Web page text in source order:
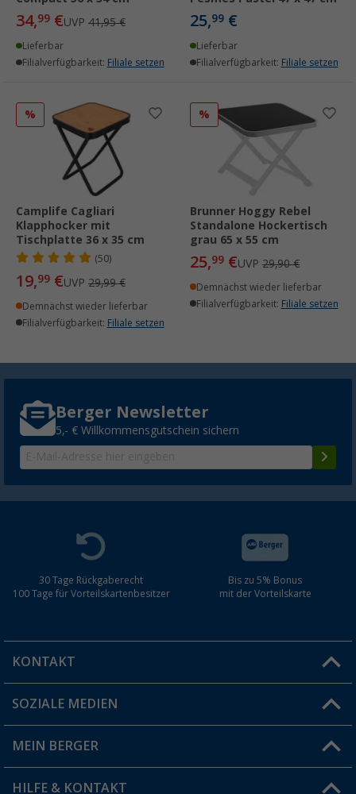
34,99 €UVP 41,95 €
Lieferbar
Filialverfügbarkeit: Filiale setzen
25,99 €
Lieferbar
Filialverfügbarkeit: Filiale setzen
%
Camplife Cagliari
Klapphocker mit
Tischplatte 36 x 35 cm
(50)
19,99 €UVP 29,99 €
Demnächst wieder lieferbar
Filialverfügbarkeit: Filiale setzen
%
Brunner Hoggy Rebel
Standalone Hockertisch
grau 65 x 55 cm
25,99 €UVP 29,90 €
Demnächst wieder lieferbar
Filialverfügbarkeit: Filiale setzen
Berger Newsletter
5,- € Willkommensgutschein sichern
30 Tage Rückgaberecht
100 Tage für Vorteilskartenbesitzer
Bis zu 5% Bonus
mit der Vorteilskarte
KONTAKT
Du hast eine Frage?
Filiale finden
SOZIALE MEDIEN
MEIN BERGER
Vorteilskarte
HILFE & KONTAKT